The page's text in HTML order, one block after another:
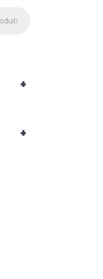
+
+